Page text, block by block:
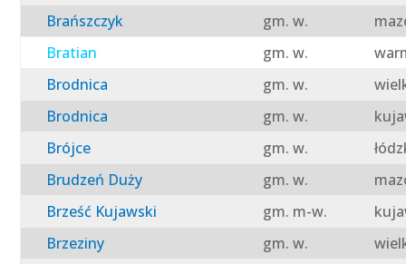
Brańszczyk
gm. w.
Bratian
gm. w.
Brodnica
gm. w.
Brodnica
gm. w.
Brójce
gm. w.
Brudzeń Duży
gm. w.
Brześć Kujawski
gm. m-w.
Brzeziny
gm. w.